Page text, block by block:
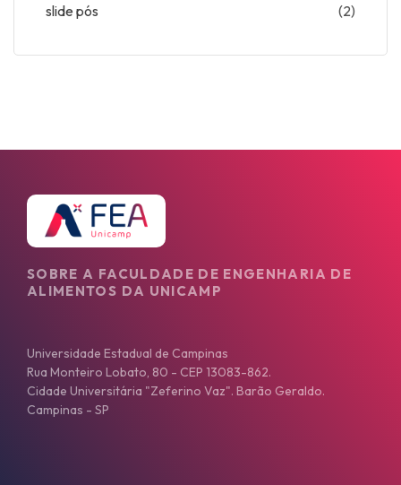
slide pós (2)
SOBRE A FACULDADE DE ENGENHARIA DE
ALIMENTOS DA UNICAMP
Universidade Estadual de Campinas
Rua Monteiro Lobato, 80 - CEP 13083-862.
Cidade Universitária "Zeferino Vaz". Barão Geraldo.
Campinas - SP